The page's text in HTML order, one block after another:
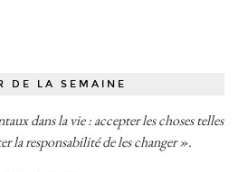
DE LA SEMAINE
dans la vie : accepter les choses telles
la responsabilité de les changer ».